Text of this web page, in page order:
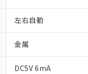
左右自動
金属
DC5V 6mA